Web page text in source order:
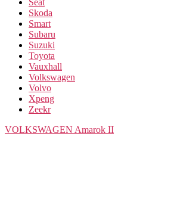
Skoda
Smart
Subaru
Suzuki
Toyota
Vauxhall
Volkswagen
Volvo
Xpeng
Zeekr
VOLKSWAGEN Amarok II